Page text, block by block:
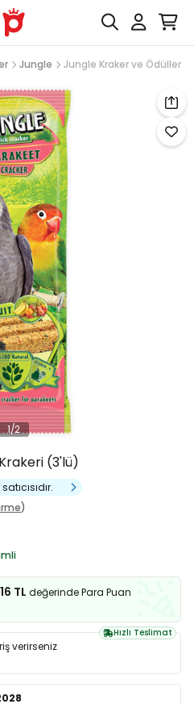
Jungle Jungle Kraker ve Ödüller
1/2
(3'lü)
TL değerinde Para Puan
Hızlı Teslimat
verirseniz